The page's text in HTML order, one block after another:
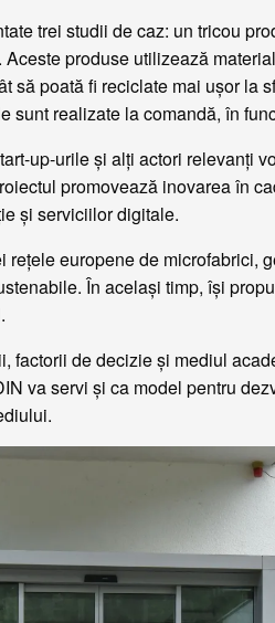
trei studii de caz: un tricou
produse utilizează
să poată fi reciclate mai ușor la
sunt realizate la comandă, în
up-urile și alți actori relevanți
promovează inovarea în
și serviciilor digitale.
europene de microfabrici,
În același timp, își
factorii de decizie și mediul
va servi și ca model pentru